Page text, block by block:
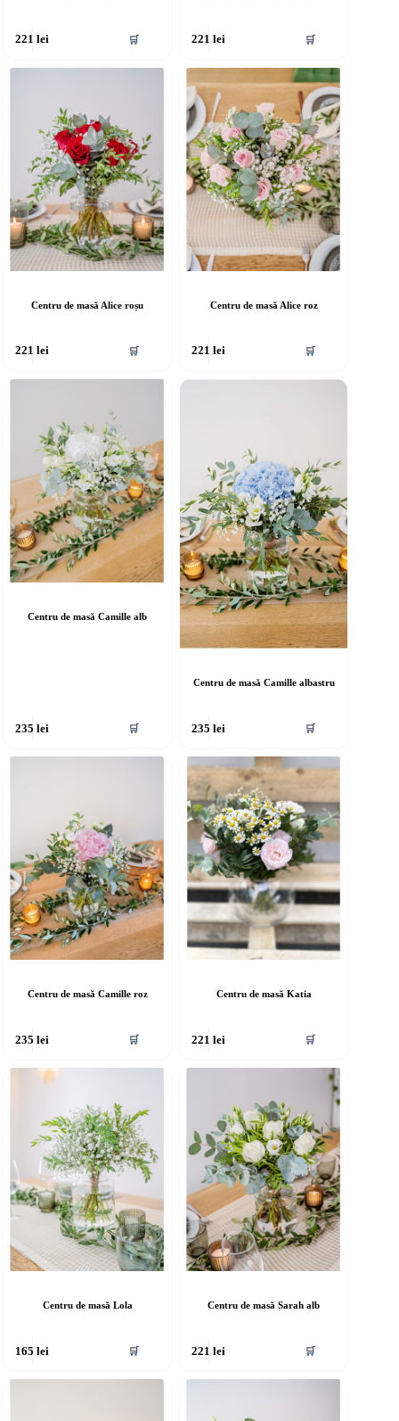
221lei 🛒 221lei 🛒
Centru de masă Alice roșu
221lei 🛒
Centru de masă Alice roz
221lei 🛒
Centru de masă Camille alb
235lei 🛒
Centru de masă Camille albastru
235lei 🛒
Centru de masă Camille roz
235lei 🛒
Centru de masă Katia
221lei 🛒
Centru de masă Lola
165lei 🛒
Centru de masă Sarah alb
221lei 🛒